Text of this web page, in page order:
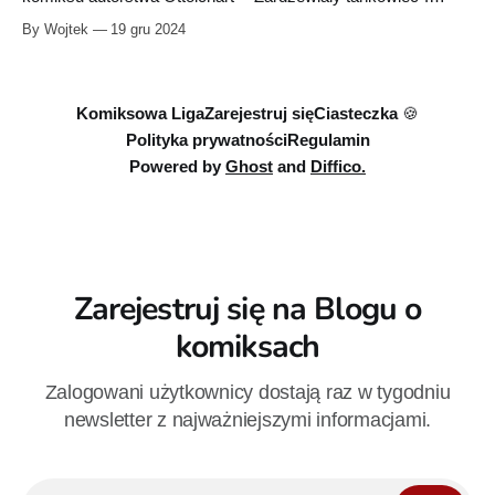
Album będzie liczył 240 stron i ukaże się na początku
przyszłego roku. Opis wydawcy: Iluzja, tajemnica,
Czy wiesz, na co patrzysz?
By Wojtek 19 gru 2024
Komiksowa LigaZarejestruj sięCiasteczka 🍪
Polityka prywatnościRegulamin
Powered by Ghost and Diffico.
Zarejestruj się na Blogu o
komiksach
Zalogowani użytkownicy dostają raz w tygodniu
newsletter z najważniejszymi informacjami.